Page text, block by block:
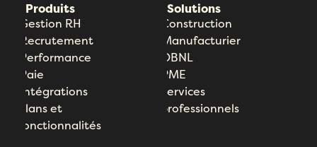
Produits
Gestion RH
Recrutement
Performance
Paie
Intégrations
Plans et
fonctionnalités
Solutions
Construction
Manufacturier
OBNL
PME
Services
professionnels